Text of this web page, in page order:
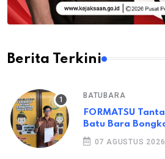
Berita Terkini
BATUBARA
FORMATSU
Batu Bara
07 AGUSTUS 2026